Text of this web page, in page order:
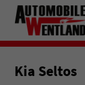
Kia Seltos